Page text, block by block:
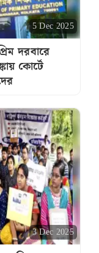
5 Dec 2025
দরবারে
কোর্টে
3 Dec 2025